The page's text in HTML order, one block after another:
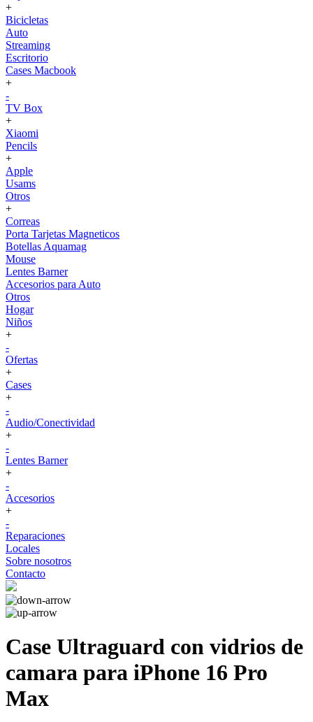
+
Bicicletas
Auto
Streaming
Escritorio
Cases Macbook
+
-
TV Box
+
Xiaomi
Pencils
+
Apple
Usams
Otros
+
Correas
Porta Tarjetas Magneticos
Botellas Aquamag
Mouse
Lentes Barner
Accesorios para Auto
Otros
Hogar
Niños
+
-
Ofertas
+
Cases
+
-
Audio/Conectividad
+
-
Lentes Barner
+
-
Accesorios
+
-
Reparaciones
Locales
Sobre nosotros
Contacto
Case Ultraguard con vidrios de
camara para iPhone 16 Pro
Max